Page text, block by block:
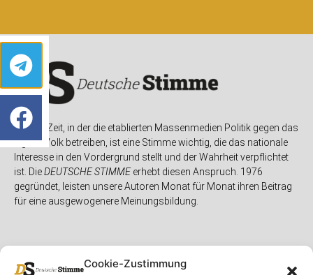
Cookie-Zustimmung
In einer Zeit, in der die etablierten Massenmedien Politik gegen das
eigene Volk betreiben, ist eine Stimme wichtig, die das nationale
Interesse in den Vordergrund stellt und der Wahrheit verpflichtet
ist. DieDEUTSCHE STIMMEerhebt diesen Anspruch. 1976
gegründet, leisten unsere Autoren Monat für Monat ihren Beitrag
für eine ausgewogenere Meinungsbildung.